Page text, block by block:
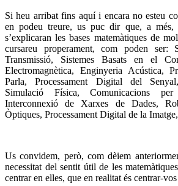
Si heu arribat fins aquí i encara no esteu
en podeu treure, us puc dir que, a més,
s’explicaran les bases matemàtiques de
cursareu properament, com poden ser:
Transmissió, Sistemes Basats en el
Electromagnètica, Enginyeria Acústica,
Parla, Processament Digital del
Simulació Física, Comunicacions
Interconnexió de Xarxes de Dades,
Òptiques, Processament Digital de la
Us convidem, però, com dèiem
necessitat del sentit útil de les
centrar en elles, que en realitat és centrar-